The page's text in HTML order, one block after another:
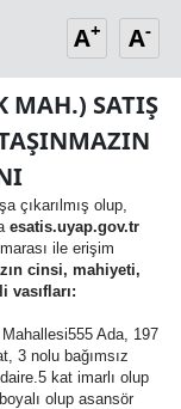
A+ A-
MAH.) SATIŞ
çıkarılmış olup,
esatis.uyap.gov.tr
ile erişim
cinsi, mahiyeti,
vasıfları:
Ada, 197
3 nolu bağımsız
kat imarlı olup
olup asansör